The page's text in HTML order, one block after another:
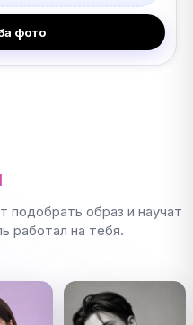
фото
подобрать образ и научат
работал на тебя.